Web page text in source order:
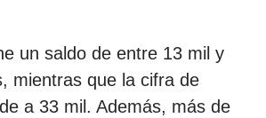
un saldo de entre 13 mil y
mientras que la cifra de
a 33 mil. Además, más de